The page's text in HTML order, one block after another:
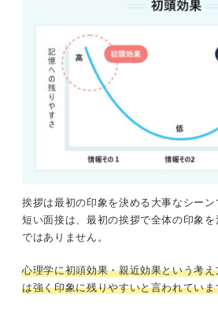
挨拶は最初の印象を決める大事なシー
短い面接は、最初の挨拶で全体の印象
ではありません。
心理学に初頭効果・親近効果という考
は強く印象に残りやすいと言われていま